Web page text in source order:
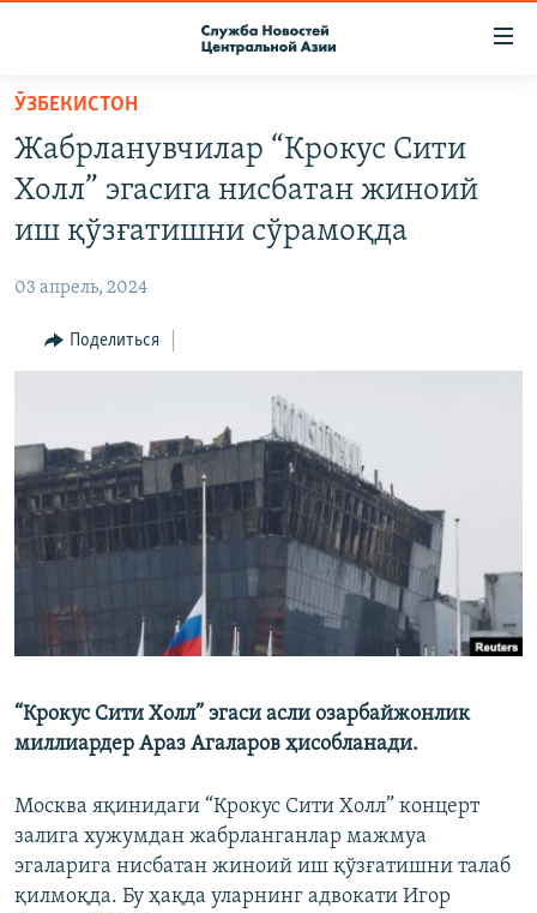
Вернуться
основному
содержанию
главной
навигации
Вернутся
О ПРОЕКТЕ
ПОДПИСКА
КОНТАКТЫ
НАСТОЯЩЕЕ ВРЕМЯ
МИГРАНТ МЕДИА
ӮЗБЕКИСТОН
Жабрланувчилар “Крокус Сити
Холл” эгасига нисбатан жиноий
иш қўзғатишни сўрамоқда
03 апрель, 2024
Поделиться
“Крокус Сити Холл” эгаси асли озарбайжонлик
миллиардер Араз Агаларов ҳисобланади.
Москва яқинидаги “Крокус Сити Холл” концерт
залига хужумдан жабрланганлар мажмуа
эгаларига нисбатан жиноий иш қўзғатишни талаб
қилмоқда. Бу ҳақда уларнинг адвокати Игор